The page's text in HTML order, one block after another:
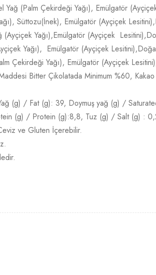
(Palm Çekirdeği Yağı), Emülgatör
Süttozu(İnek), Emülgatör (Ayçiçek
(Ayçiçek Yağı),Emülgatör (Ayçiçek
Yağı), Emülgatör (Ayçiçek
Çekirdeği Yağı), Emülgatör (Ayçiçek
Bitter Çikolatada Minimum %60,
(g) / Fat (g): 39, Doymuş yağ (g) /
(g) / Protein (g):8,8, Tuz (g) / Salt (g) :
ve Gluten İçerebilir.